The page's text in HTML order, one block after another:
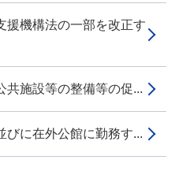
援機構法の一部を改正す
共施設等の整備等の促...
びに在外公館に勤務す...